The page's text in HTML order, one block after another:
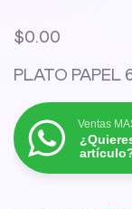
$0.00
PLATO PAPEL
Ventas